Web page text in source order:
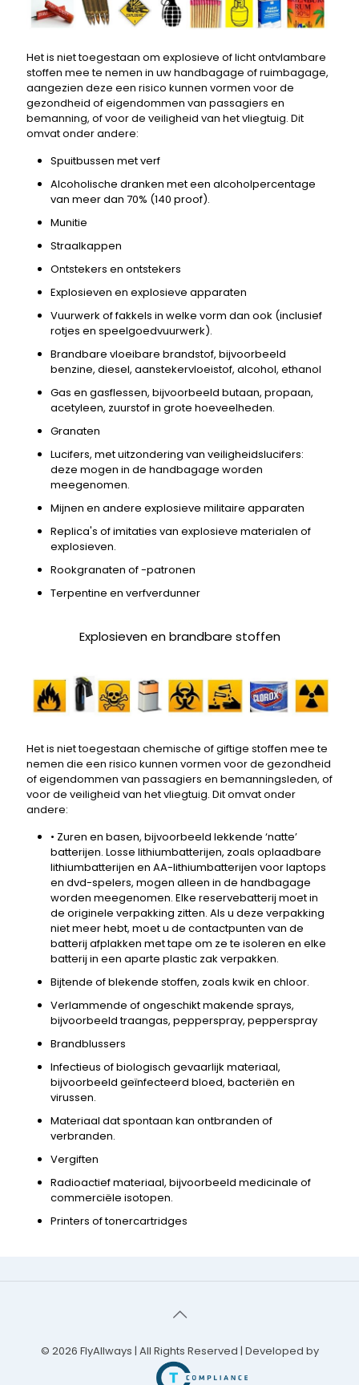
Het is niet toegestaan ​​om explosieve of licht ontvlambare
stoffen mee te nemen in uw handbagage of ruimbagage,
aangezien deze een risico kunnen vormen voor de
gezondheid of eigendommen van passagiers en
bemanning, of voor de veiligheid van het vliegtuig. Dit
omvat onder andere:
Spuitbussen met verf
Alcoholische dranken met een alcoholpercentage
van meer dan 70% (140 proof).
Munitie
Straalkappen
Ontstekers en ontstekers
Explosieven en explosieve apparaten
Vuurwerk of fakkels in welke vorm dan ook (inclusief
rotjes en speelgoedvuurwerk).
Brandbare vloeibare brandstof, bijvoorbeeld
benzine, diesel, aanstekervloeistof, alcohol, ethanol
Gas en gasflessen, bijvoorbeeld butaan, propaan,
acetyleen, zuurstof in grote hoeveelheden.
Granaten
Lucifers, met uitzondering van veiligheidslucifers:
deze mogen in de handbagage worden
meegenomen.
Mijnen en andere explosieve militaire apparaten
Replica's of imitaties van explosieve materialen of
explosieven.
Rookgranaten of -patronen
Terpentine en verfverdunner
Explosieven en brandbare stoffen
Het is niet toegestaan ​​chemische of giftige stoffen mee te
nemen die een risico kunnen vormen voor de gezondheid
of eigendommen van passagiers en bemanningsleden, of
voor de veiligheid van het vliegtuig. Dit omvat onder
andere:
• Zuren en basen, bijvoorbeeld lekkende ‘natte’
batterijen. Losse lithiumbatterijen, zoals oplaadbare
lithiumbatterijen en AA-lithiumbatterijen voor laptops
en dvd-spelers, mogen alleen in de handbagage
worden meegenomen. Elke reservebatterij moet in
de originele verpakking zitten. Als u deze verpakking
niet meer hebt, moet u de contactpunten van de
batterij afplakken met tape om ze te isoleren en elke
batterij in een aparte plastic zak verpakken.
Bijtende of blekende stoffen, zoals kwik en chloor.
Verlammende of ongeschikt makende sprays,
bijvoorbeeld traangas, pepperspray, pepperspray
Brandblussers
Infectieus of biologisch gevaarlijk materiaal,
bijvoorbeeld geïnfecteerd bloed, bacteriën en
virussen.
Materiaal dat spontaan kan ontbranden of
verbranden.
Vergiften
Radioactief materiaal, bijvoorbeeld medicinale of
commerciële isotopen.
Printers of tonercartridges
© 2026 FlyAllways | All Rights Reserved | Developed by